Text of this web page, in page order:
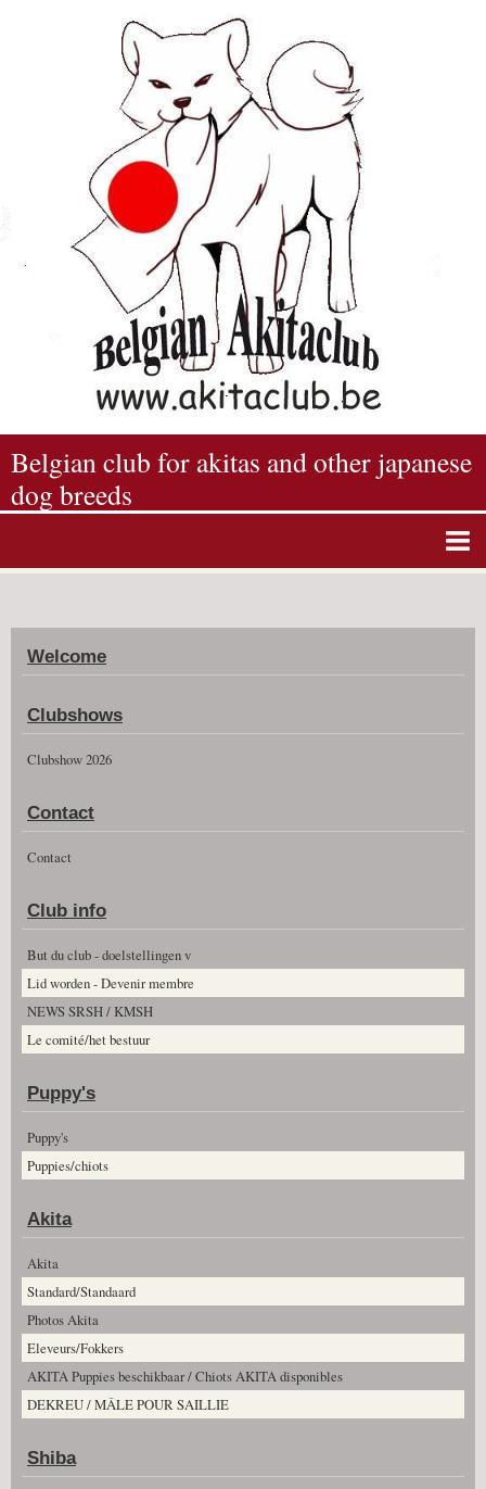
Belgian club for akitas and other japanese
dog breeds
Album photos
Agenda
Guestbook
News
Clubshow 2026
Welcome
Clubshows
Clubshow 2026
Contact
Contact
Club info
But du club - doelstellingen v
Lid worden - Devenir membre
NEWS SRSH / KMSH
Le comité/het bestuur
Puppy's
Puppy's
Puppies/chiots
Akita
Akita
Standard/Standaard
Photos Akita
Eleveurs/Fokkers
AKITA Puppies beschikbaar / Chiots AKITA disponibles
DEKREU / MÂLE POUR SAILLIE
Shiba